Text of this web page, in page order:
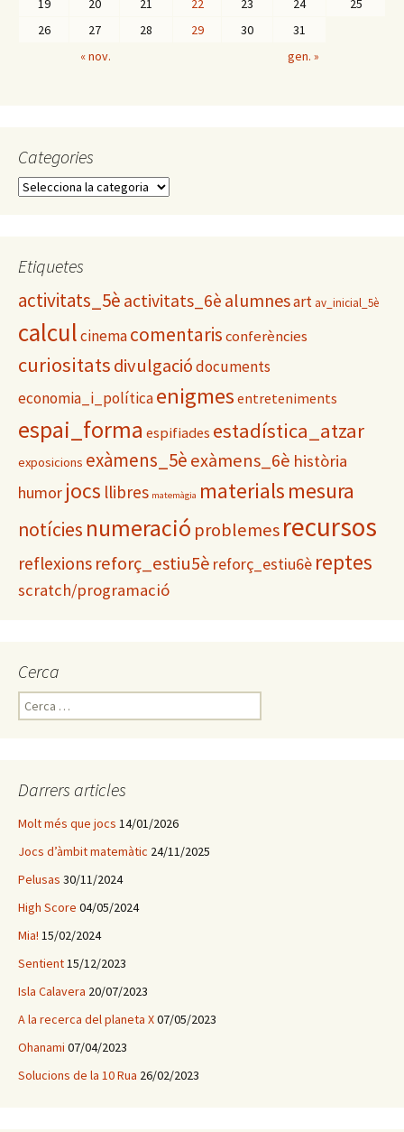
« nov. gen. »
19 20 21 22 23 24
25
26
27 28 29 30 31
Categories
C
g
r
e
Etiquetes
activitats_5è activitats_6è alumnesart av_inicial_5è
calculcinemacomentarisconferències
curiositatsdivulgaciódocuments
economia_i_políticaenigmes entreteniments
espai_forma espifiades estadística_atzar
exposicions exàmens_5èexàmens_6è història
humor jocs llibres matemàgia materialsmesura
notícies numeració problemesrecursos
reflexions reforç_estiu5è reforç_estiu6è reptes
scratch/programació
Cerca
e
:Darrers articles
Molt més que jocs 14/01/2026
Jocs d’àmbit matemàtic 24/11/2025
Pelusas 30/11/2024
High Score 04/05/2024
Mia! 15/02/2024
Sentient15/12/2023
Isla Calavera 20/07/2023
A la recerca del planeta X07/05/2023
Ohanami 07/04/2023
Solucions de la 10 Rua 26/02/2023